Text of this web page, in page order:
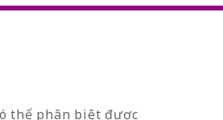
thể phân biệt được